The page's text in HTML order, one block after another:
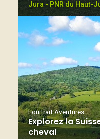
Jura - PNR du Haut-
Equitrait Aventures
Explorez la
cheval